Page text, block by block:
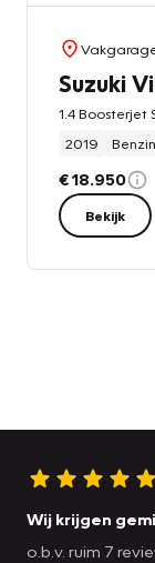
Suzuki
1.4 Boosterjet
2019
€ 18.950
Bekijk
Wij krijgen
o.b.v. ruim 7